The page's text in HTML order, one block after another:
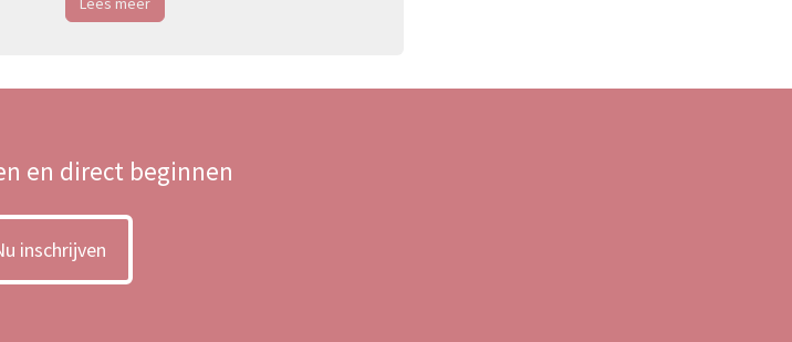
en direct beginnen
inschrijven